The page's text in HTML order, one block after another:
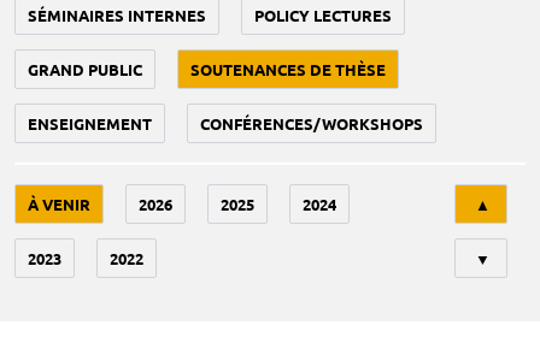
SÉMINAIRES INTERNES POLICY LECTURES
GRAND PUBLIC SOUTENANCES DE THÈSE
ENSEIGNEMENT CONFÉRENCES/WORKSHOPS
À VENIR 2026 2025 2024
2023 2022
▲
▼